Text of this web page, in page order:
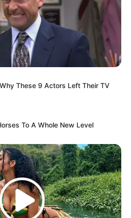
Melawan Raja Firaun dan
gempa dahsyat yang
tinggal penduduk
These 9 Actors Left Their TV
To A Whole New Level